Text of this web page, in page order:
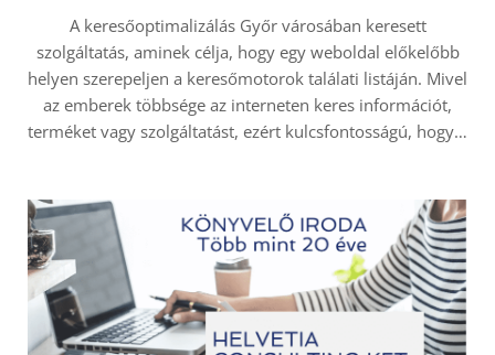
A keresőoptimalizálás Győr városában keresett
szolgáltatás, aminek célja, hogy egy weboldal előkelőbb
helyen szerepeljen a keresőmotorok találati listáján. Mivel
az emberek többsége az interneten keres információt,
terméket vagy szolgáltatást, ezért kulcsfontosságú, hogy…